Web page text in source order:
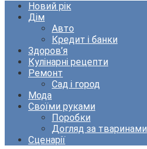
Новий рік
Дім
Авто
Кредит і банки
Здоров’я
Кулінарні рецепти
Ремонт
Сад і город
Мода
Своїми руками
Поробки
Догляд за тваринами
Сценарії